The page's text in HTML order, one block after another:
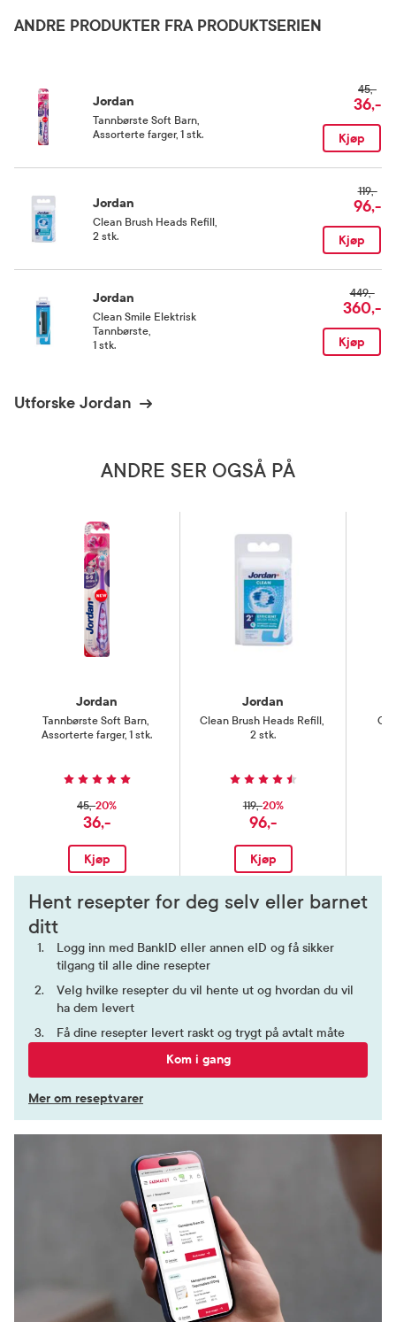
Rom (15-25 grader)
ANDRE PRODUKTER FRA PRODUKTSERIEN
Jordan
Tannbørste Soft Barn
Assorterte farger, 1 stk.
45,-
36,-
Kjøp
Jordan
Clean Brush Heads Refill
2 stk.
119,-
96,-
Kjøp
Jordan
Clean Smile Elektrisk
Tannbørste
1 stk.
449,-
360,-
Kjøp
Utforske Jordan
ANDRE SER OGSÅ PÅ
Jordan
Tannbørste Soft Barn,
Assorterte farger, 1 stk.
45,-20%
36,-
Kjøp
Jordan
Clean Brush Heads Refill,
2 stk.
119,-20%
96,-
Kjøp
Hent resepter for deg selv eller barnet
ditt
Logg inn med BankID eller annen eID og få sikker
tilgang til alle dine resepter
Velg hvilke resepter du vil hente ut og hvordan du vil
ha dem levert
Få dine resepter levert raskt og trygt på avtalt måte
Kom i gang
Mer om reseptvarer